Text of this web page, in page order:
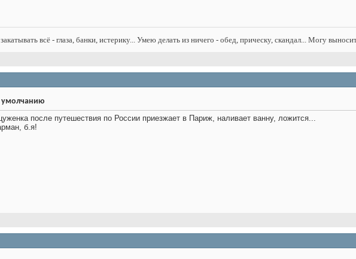
всё - глаза, банки, истерику... Умею делать из ничего - обед, прическу, скандал... Могу
после путешествия по России приезжает в Париж, наливает ванну, ложится...
б.я!